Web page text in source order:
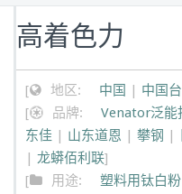
高着色力
[ 地区: 中国 | 中国
[
品牌: Venator泛能
东佳 | 山东道恩 | 攀钢 |
| 龙蟒佰利联]
[
用途: 塑料用钛白粉